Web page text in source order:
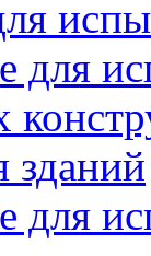
для
зданий
для